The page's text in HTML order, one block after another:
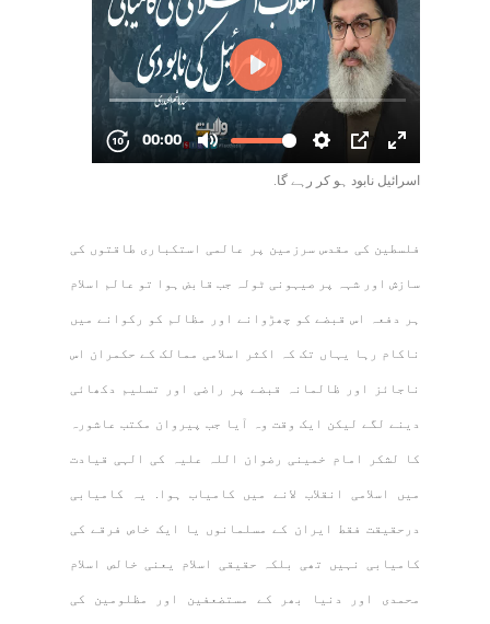
اسرائیل نابود ہو کر رہے گا.
فلسطین کی مقدس سرزمین پر عالمی استکباری طاقتوں کی
سازش اور شہہ پر صیہونی ٹولہ جب قابض ہوا تو عالم اسلام
ہر دفعہ اس قبضے کو چھڑوانے اور مظالم کو رکوانے میں
ناکام رہا یہاں تک کہ اکثر اسلامی ممالک کے حکمران اس
ناجائز اور ظالمانہ قبضے پر راضی اور تسلیم دکھائی
دینے لگے لیکن ایک وقت وہ آیا جب پیروان مکتب عاشورہ
کا لشکر امام خمینی رضوان اللہ علیہ کی الہی قیادت
میں اسلامی انقلاب لانے میں کامیاب ہوا. یہ کامیابی
درحقیقت فقط ایران کے مسلمانوں یا ایک خاص فرقے کی
کامیابی نہیں تھی بلکہ حقیقی اسلام یعنی خالص اسلام
محمدی اور دنیا بھر کے مستضعفین اور مظلومین کی